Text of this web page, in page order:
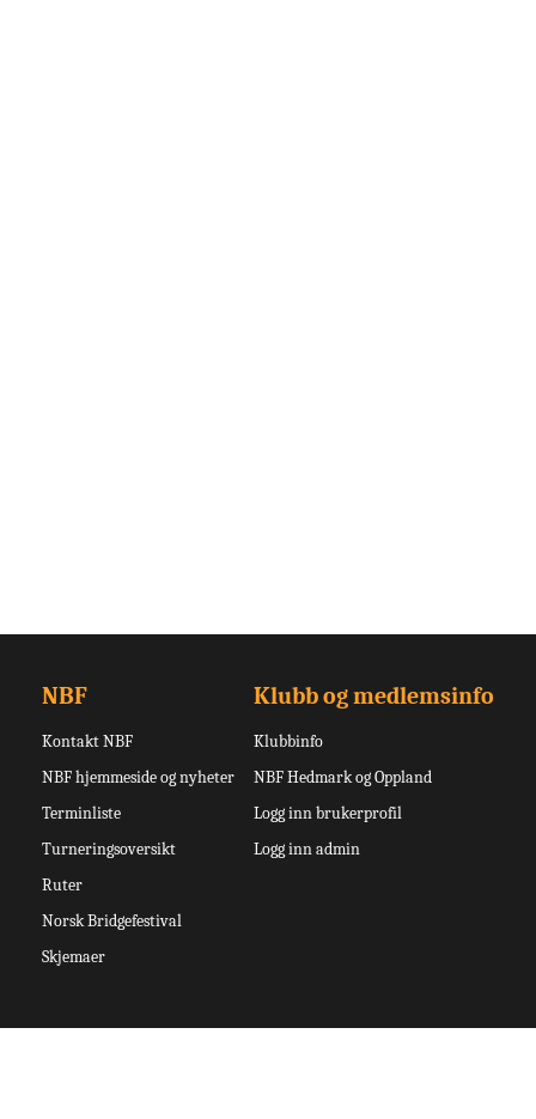
NBF
Kontakt NBF
NBF hjemmeside og nyheter
Terminliste
Turneringsoversikt
Ruter
Norsk Bridgefestival
Skjemaer
Klubb og medlemsinfo
Klubbinfo
NBF Hedmark og Oppland
Logg inn brukerprofil
Logg inn admin